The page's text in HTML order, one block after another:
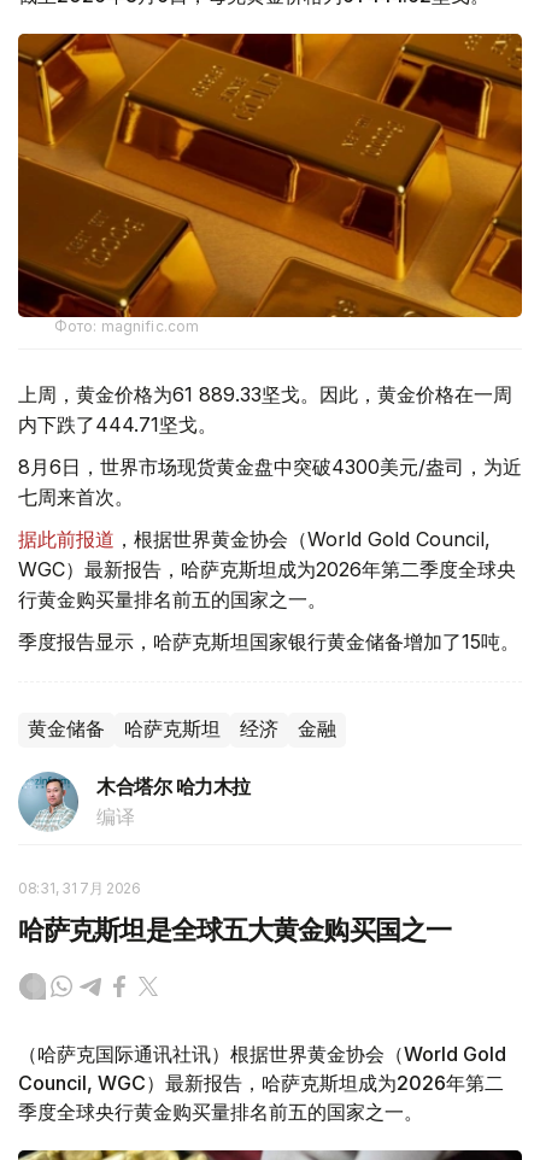
Фото: magnific.com
上周，黄金价格为61 889.33坚戈。因此，黄金价格在一周
内下跌了444.71坚戈。
8月6日，世界市场现货黄金盘中突破4300美元/盎司，为近
七周来首次。
据此前报道 ，根据世界黄金协会（World Gold Council,
WGC）最新报告，哈萨克斯坦成为2026年第二季度全球央
行黄金购买量排名前五的国家之一。
季度报告显示，哈萨克斯坦国家银行黄金储备增加了15吨。
黄金储备 哈萨克斯坦 经济 金融
木合塔尔 哈力木拉
编译
08:31, 31 7月 2026
哈萨克斯坦是全球五大黄金购买国之一
（哈萨克国际通讯社讯）根据世界黄金协会（World Gold
Council, WGC）最新报告，哈萨克斯坦成为2026年第二
季度全球央行黄金购买量排名前五的国家之一。